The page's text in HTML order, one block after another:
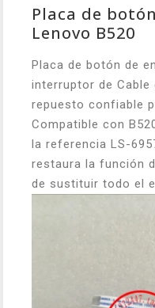
Placa de
Lenovo B520
Placa de botón de
interruptor de Cable
repuesto confiable
Compatible con
la referencia LS-
restaura la función
de sustituir todo el